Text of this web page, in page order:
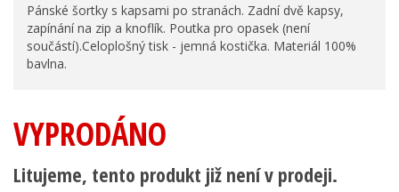
Pánské šortky s kapsami po stranách. Zadní dvě kapsy,
zapínání na zip a knoflík. Poutka pro opasek (není
součástí).Celoplošný tisk - jemná kostička. Materiál 100%
bavlna.
VYPRODÁNO
Litujeme, tento produkt již není v prodeji.